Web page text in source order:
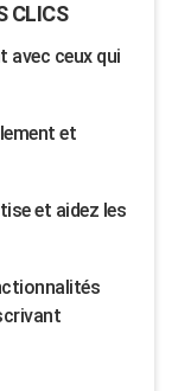
CLICS
avec ceux qui
et
et aidez les